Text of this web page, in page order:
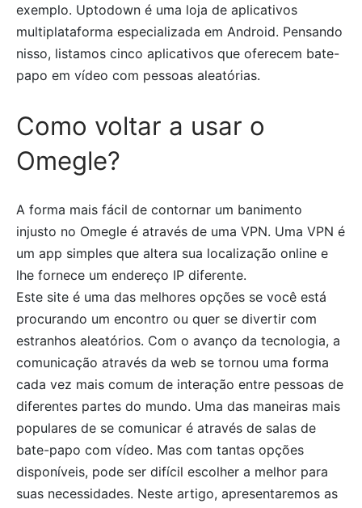
exemplo. Uptodown é uma loja de aplicativos
multiplataforma especializada em Android. Pensando
nisso, listamos cinco aplicativos que oferecem bate-
papo em vídeo com pessoas aleatórias.
Como voltar a usar o
Omegle?
A forma mais fácil de contornar um banimento
injusto no Omegle é através de uma VPN. Uma VPN é
um app simples que altera sua localização online e
lhe fornece um endereço IP diferente.
Este site é uma das melhores opções se você está
procurando um encontro ou quer se divertir com
estranhos aleatórios. Com o avanço da tecnologia, a
comunicação através da web se tornou uma forma
cada vez mais comum de interação entre pessoas de
diferentes partes do mundo. Uma das maneiras mais
populares de se comunicar é através de salas de
bate-papo com vídeo. Mas com tantas opções
disponíveis, pode ser difícil escolher a melhor para
suas necessidades. Neste artigo, apresentaremos as